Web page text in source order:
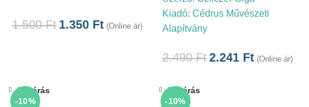
1.500Ft 1.350 Ft (Online ár)
Kiadó: Cédrus Művészeti
Alapítvány
2.490Ft 2.241 Ft (Online ár)
-10%
Bezárás
-10%
Bezárás